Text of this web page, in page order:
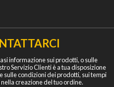
informazione sui prodotti, o sulle
Servizio Clienti è a tua disposizione
sulle condizioni dei prodotti, sui tempi
creazione del tuo ordine.